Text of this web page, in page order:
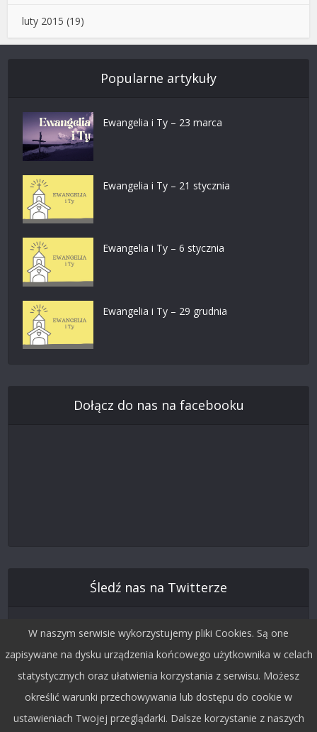
luty 2015 (19)
Popularne artykuły
Ewangelia i Ty – 23 marca
Ewangelia i Ty – 21 stycznia
Ewangelia i Ty – 6 stycznia
Ewangelia i Ty – 29 grudnia
Dołącz do nas na facebooku
Śledź nas na Twitterze
W naszym serwisie wykorzystujemy pliki Cookies. Są one
zapisywane na dysku urządzenia końcowego użytkownika w celach
statystycznych oraz ułatwienia korzystania z serwisu. Możesz
określić warunki przechowywania lub dostępu do cookie w
ustawieniach Twojej przeglądarki. Dalsze korzystanie z naszych